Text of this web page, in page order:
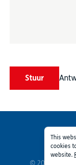
This
cookies
website.
Stuur
Privacy
© 2026